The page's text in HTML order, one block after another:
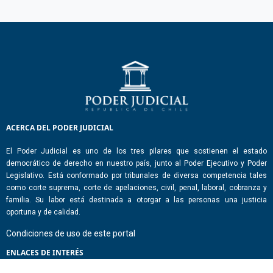
ACERCA DEL PODER JUDICIAL
El Poder Judicial es uno de los tres pilares que sostienen el estado
democrático de derecho en nuestro país, junto al Poder Ejecutivo y Poder
Legislativo. Está conformado por tribunales de diversa competencia tales
como corte suprema, corte de apelaciones, civil, penal, laboral, cobranza y
familia. Su labor está destinada a otorgar a las personas una justicia
oportuna y de calidad.
Condiciones de uso de este portal
ENLACES DE INTERÉS